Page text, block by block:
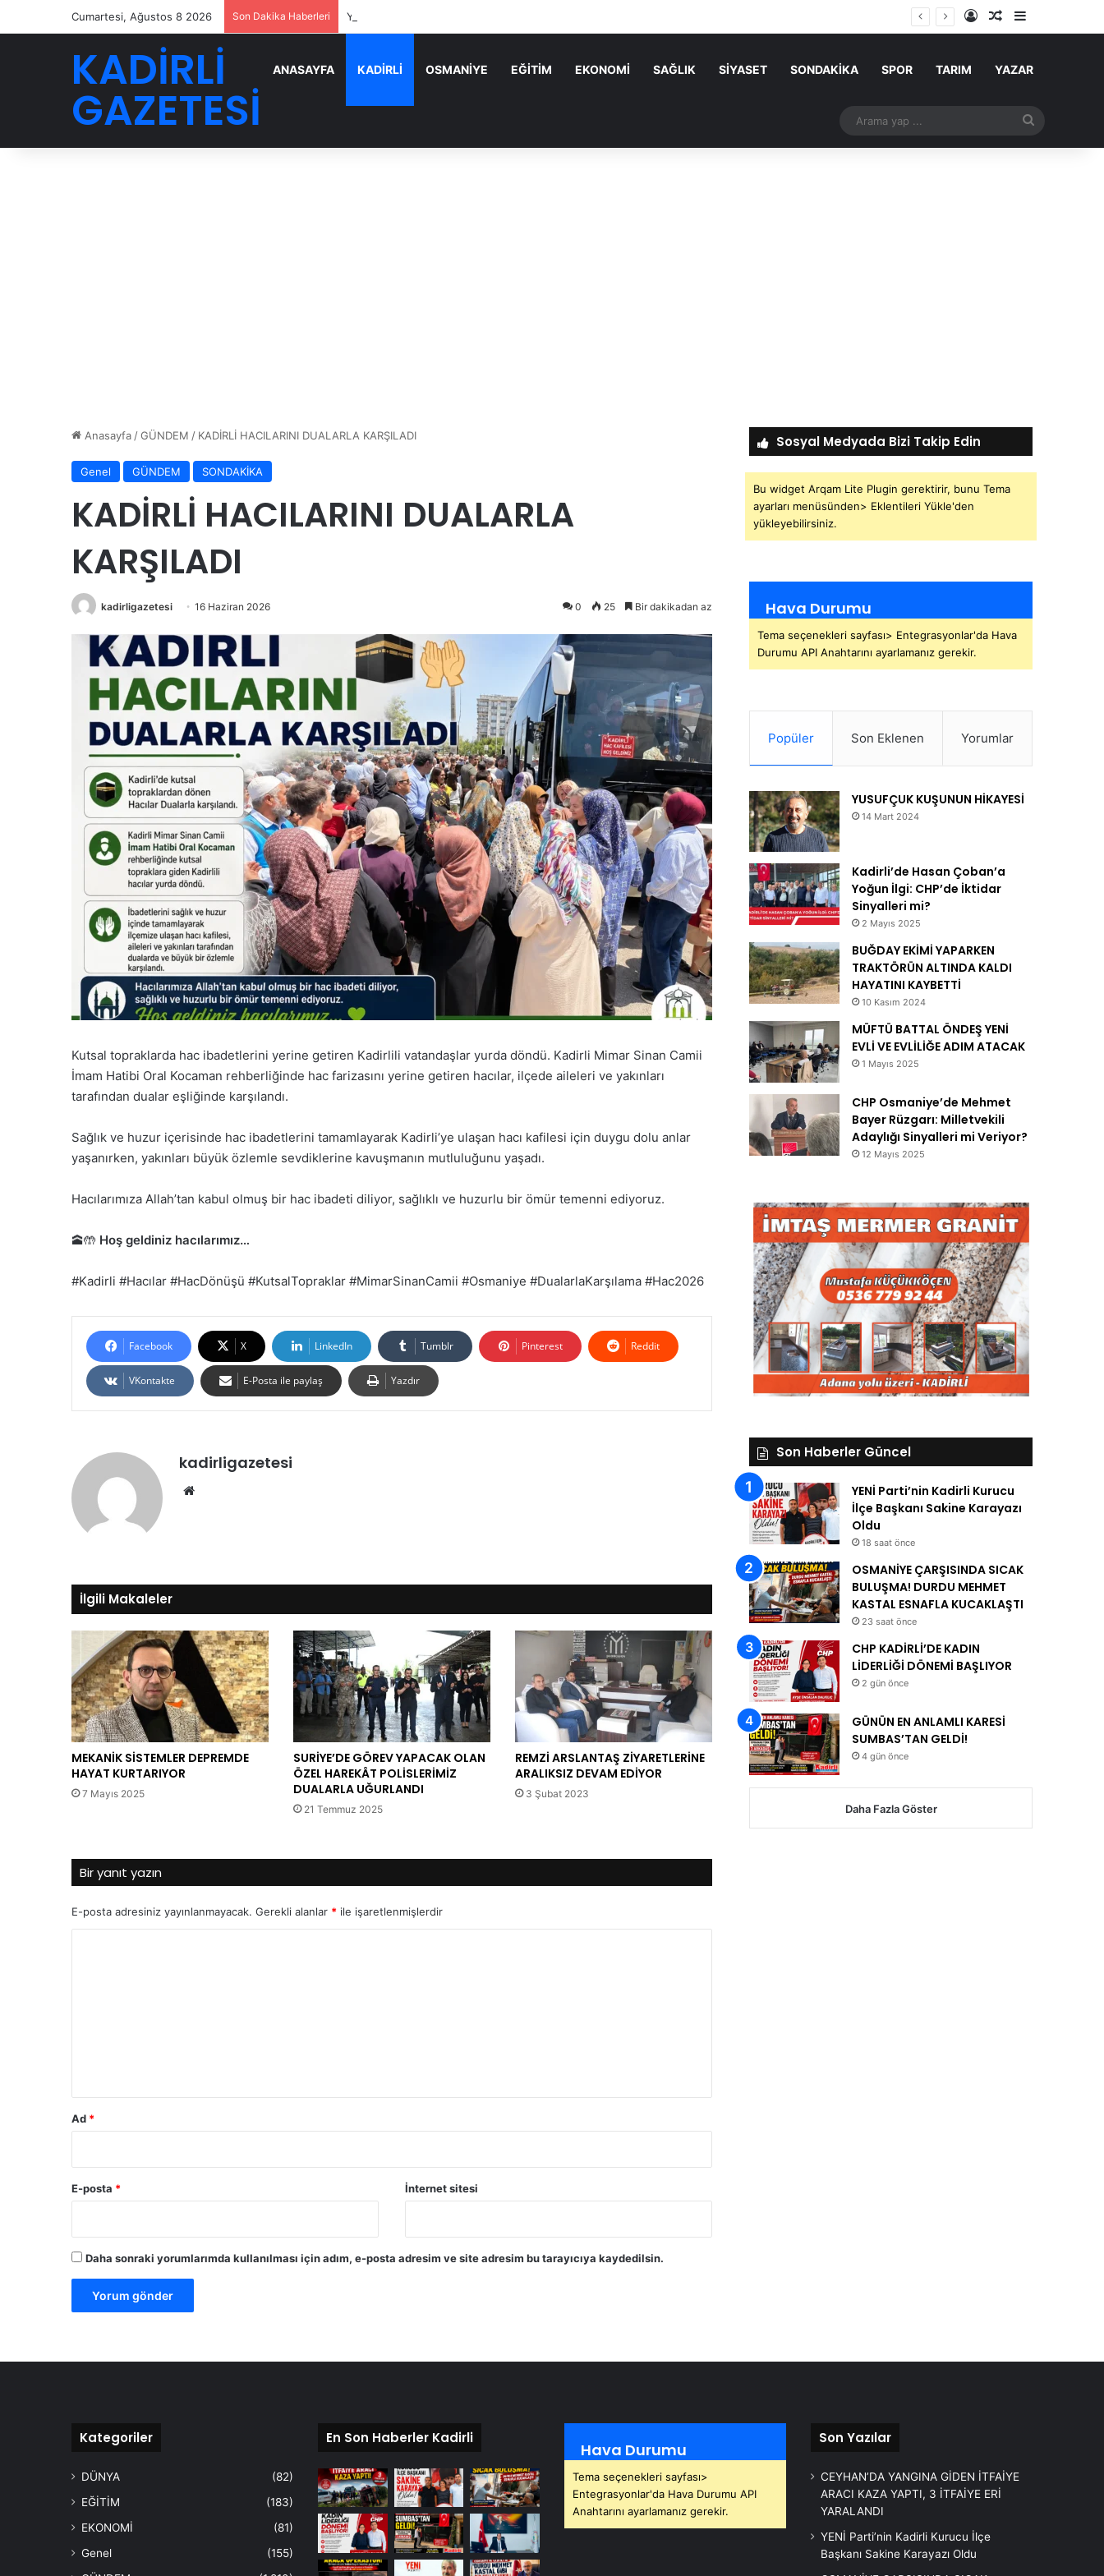
Cumartesi, Ağustos 8 2026 Son Dakika Haberleri YENİ Parti’nin Kadirli Kurucu İlçe Başkanı Sakine Karayazı Oldu Kayıt OlRastgele Makale
Kenar
KADİRLİ
GAZETESİ
ANASAYFA KADİRLİ OSMANİYE EĞİTİM EKONOMİ SAĞLIK SİYASET SONDAKİKA SPOR TARIM YAZAR
yap
Anasayfa /GÜNDEM / KADİRLİ HACILARINI DUALARLA KARŞILADI
Genel GÜNDEM SONDAKİKA
KADİRLİ HACILARINI DUALARLA
KARŞILADI
kadirligazetesi 16 Haziran 2026 0 25 Bir dakikadan az
Kutsal topraklarda hac ibadetlerini yerine getiren Kadirlili vatandaşlar yurda döndü. Kadirli Mimar Sinan Camii
İmam Hatibi Oral Kocaman rehberliğinde hac farizasını yerine getiren hacılar, ilçede aileleri ve yakınları
tarafından dualar eşliğinde karşılandı.
Sağlık ve huzur içerisinde hac ibadetlerini tamamlayarak Kadirli’ye ulaşan hacı kafilesi için duygu dolu anlar
yaşanırken, yakınları büyük özlemle sevdiklerine kavuşmanın mutluluğunu yaşadı.
Hacılarımıza Allah’tan kabul olmuş bir hac ibadeti diliyor, sağlıklı ve huzurlu bir ömür temenni ediyoruz.
🕋🤲 Hoş geldiniz hacılarımız…
#Kadirli #Hacılar #HacDönüşü #KutsalTopraklar #MimarSinanCamii #Osmaniye #DualarlaKarşılama #Hac2026
Facebook X LinkedIn Tumblr Pinterest Reddit
VKontakte E-Posta ile paylaş Yazdır
kadirligazetesi
İlgili Makaleler
MEKANİK SİSTEMLER DEPREMDE
HAYAT KURTARIYOR
7 Mayıs 2025
SURİYE’DE GÖREV YAPACAK OLAN
ÖZEL HAREKÂT POLİSLERİMİZ
DUALARLA UĞURLANDI
21 Temmuz 2025
REMZİ ARSLANTAŞ ZİYARETLERİNE
ARALIKSIZ DEVAM EDİYOR
3 Şubat 2023
Bir yanıt yazın
E-posta adresiniz yayınlanmayacak. Gerekli alanlar * ile işaretlenmişlerdir
Ad *
E-posta * İnternet sitesi
Daha sonraki yorumlarımda kullanılması için adım, e-posta adresim ve site adresim bu tarayıcıya kaydedilsin.
Sosyal Medyada Bizi Takip Edin
Bu widget Arqam Lite Plugin gerektirir, bunu Tema
ayarları menüsünden> Eklentileri Yükle'den
yükleyebilirsiniz.
Hava Durumu
Tema seçenekleri sayfası> Entegrasyonlar'da Hava
Durumu API Anahtarını ayarlamanız gerekir.
Popüler Son Eklenen Yorumlar
YUSUFÇUK KUŞUNUN HİKAYESİ
14 Mart 2024
Kadirli’de Hasan Çoban’a
Yoğun İlgi: CHP’de İktidar
Sinyalleri mi?
2 Mayıs 2025
BUĞDAY EKİMİ YAPARKEN
TRAKTÖRÜN ALTINDA KALDI
HAYATINI KAYBETTİ
10 Kasım 2024
MÜFTÜ BATTAL ÖNDEŞ YENİ
EVLİ VE EVLİLİĞE ADIM ATACAK
1 Mayıs 2025
CHP Osmaniye’de Mehmet
Bayer Rüzgarı: Milletvekili
Adaylığı Sinyalleri mi Veriyor?
12 Mayıs 2025
Son Haberler Güncel
YENİ Parti’nin Kadirli Kurucu
İlçe Başkanı Sakine Karayazı
Oldu
18 saat önce
OSMANİYE ÇARŞISINDA SICAK
BULUŞMA! DURDU MEHMET
KASTAL ESNAFLA KUCAKLAŞTI
23 saat önce
CHP KADİRLİ’DE KADIN
LİDERLİĞİ DÖNEMİ BAŞLIYOR
2 gün önce
GÜNÜN EN ANLAMLI KARESİ
SUMBAS’TAN GELDİ!
4 gün önce
Daha Fazla Göster
Kategoriler
DÜNYA
(82)
EĞİTİM
(183)
EKONOMİ
(81)
Genel
(155)
En Son Haberler Kadirli
Hava Durumu
Tema seçenekleri sayfası>
Entegrasyonlar'da Hava Durumu API
Anahtarını ayarlamanız gerekir.
Son Yazılar
CEYHAN’DA YANGINA GİDEN İTFAİYE
ARACI KAZA YAPTI, 3 İTFAİYE ERİ
YARALANDI
YENİ Parti’nin Kadirli Kurucu İlçe
Başkanı Sakine Karayazı Oldu